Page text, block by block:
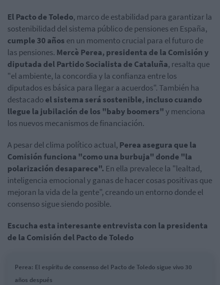
El Pacto de Toledo, marco de estabilidad para garantizar la
sostenibilidad del sistema público de pensiones en España,
cumple 30 años en un momento crucial para el futuro de
las pensiones. Mercè Perea, presidenta de la Comisión y
diputada del Partido Socialista de Cataluña, resalta que
"el ambiente, la concordia y la confianza entre los
diputados es básica para llegar a acuerdos". También ha
destacado el sistema será sostenible, incluso cuando
llegue la jubilación de los "baby boomers"y menciona
los nuevos mecanismos de financiación.
A pesar del clima político actual, Perea asegura que la
Comisión funciona "como una burbuja" donde "la
polarización desaparece". En ella prevalece la "lealtad,
inteligencia emocional y ganas de hacer cosas positivas que
mejoran la vida de la gente", creando un entorno donde el
consenso sigue siendo posible.
Escucha esta interesante entrevista con la presidenta
de la Comisión del Pacto de Toledo
Perea: El espíritu de consenso del Pacto de Toledo sigue vivo 30
años después